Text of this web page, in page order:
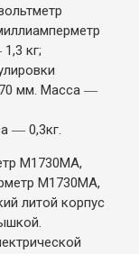
кг;
мм. Масса ―
― 0,3кг.
М1730МА,
М1730МА,
литой корпус